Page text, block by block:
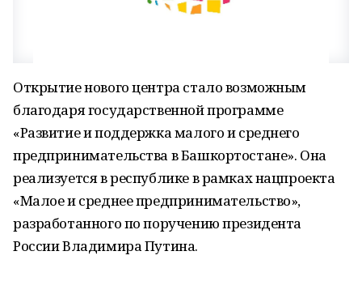
Открытие нового центра стало возможным
благодаря государственной программе
«Развитие и поддержка малого и среднего
предпринимательства в Башкортостане». Она
реализуется в республике в рамках нацпроекта
«Малое и среднее предпринимательство»,
разработанного по поручению президента
России Владимира Путина.